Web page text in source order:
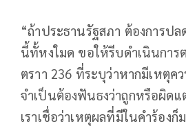
“ถ้าประธานรัฐสภา ต้องการปล
นี้ทั้หงใมด ขอให้รีบดำเนินกา
ตราา 236 ที่ระบุว่าหากมีเหตุค
จำเป็นต้องฟันธงว่าถูกหรือผิดแ
เราเชื่อว่าเหตุผลที่มีในคำร้อง